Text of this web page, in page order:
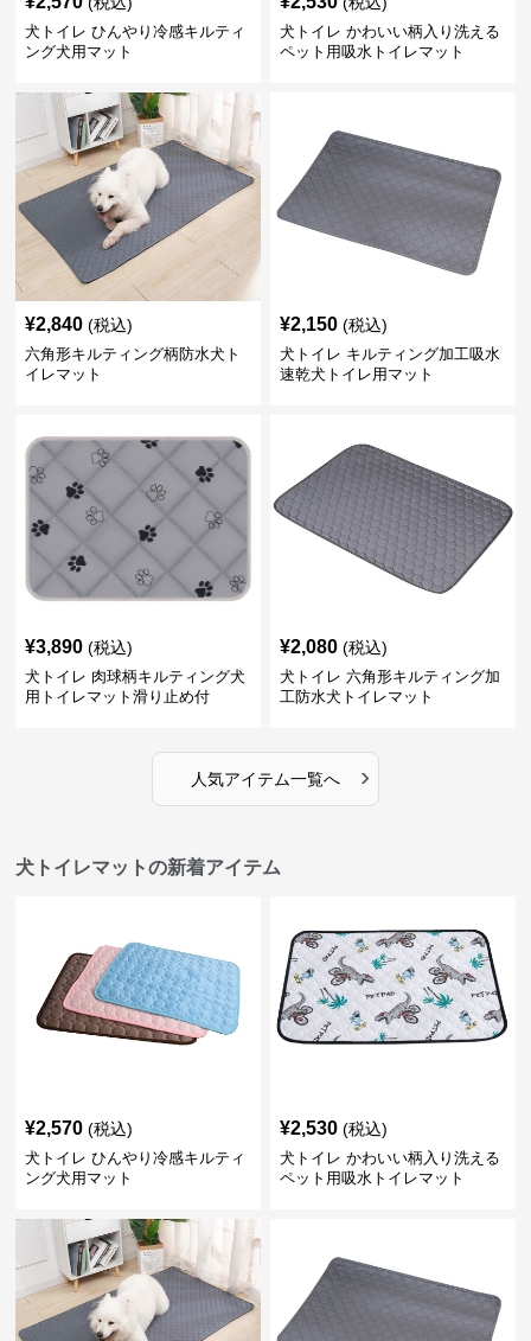
犬トイレ ひんやり冷感キルティ
ング犬用マット
犬トイレ かわいい柄入り洗える
ペット用吸水トイレマット
¥2,840 (税込)
六角形キルティング柄防水犬ト
イレマット
¥2,150 (税込)
犬トイレ キルティング加工吸水
速乾犬トイレ用マット
¥3,890 (税込)
犬トイレ 肉球柄キルティング犬
用トイレマット滑り止め付
¥2,080 (税込)
犬トイレ 六角形キルティング加
工防水犬トイレマット
人気アイテム一覧へ ›
犬トイレマットの新着アイテム
¥2,570 (税込)
犬トイレ ひんやり冷感キルティ
ング犬用マット
¥2,530 (税込)
犬トイレ かわいい柄入り洗える
ペット用吸水トイレマット